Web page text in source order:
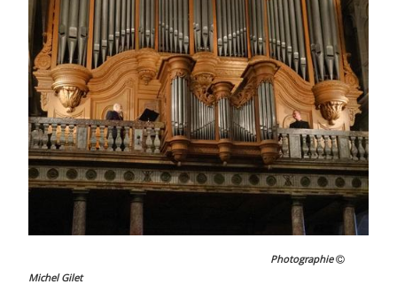
Photographie
Michel Gilet